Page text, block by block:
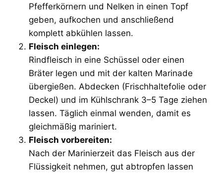
Pfefferkörnern und Nelken in einen Topf
geben, aufkochen und anschließend
komplett abkühlen lassen.
Fleisch einlegen:
Rindfleisch in eine Schüssel oder einen
Bräter legen und mit der kalten Marinade
übergießen. Abdecken (Frischhaltefolie oder
Deckel) und im Kühlschrank 3–5 Tage ziehen
lassen. Täglich einmal wenden, damit es
gleichmäßig mariniert.
Fleisch vorbereiten:
Nach der Marinierzeit das Fleisch aus der
Flüssigkeit nehmen, gut abtropfen lassen